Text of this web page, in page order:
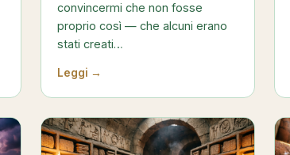
convincermi che non fosse
proprio così — che alcuni erano
stati creati…
Leggi →